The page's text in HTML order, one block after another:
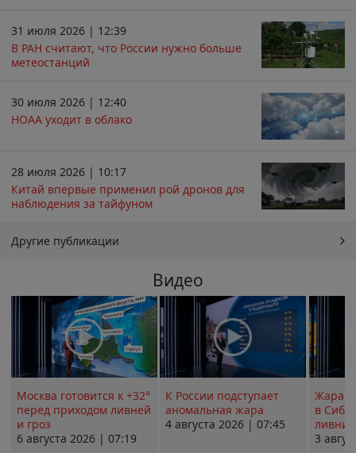
31 июля 2026 | 12:39
В РАН считают, что России нужно больше
метеостанций
30 июля 2026 | 12:40
НОАА уходит в облако
28 июля 2026 | 10:17
Китай впервые применил рой дронов для
наблюдения за тайфуном
Другие публикации
Видео
Москва готовится к +32°
перед приходом ливней
и гроз
6 августа 2026 | 07:19
К России подступает
аномальная жара
4 августа 2026 | 07:45
Жара в
в
ливни
3